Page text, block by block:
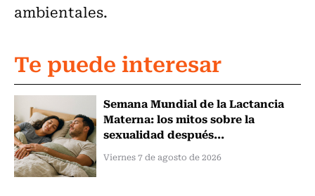
ambientales.
Te puede interesar
Semana Mundial de la Lactancia
Materna: los mitos sobre la
sexualidad después...
Viernes 7 de agosto de 2026